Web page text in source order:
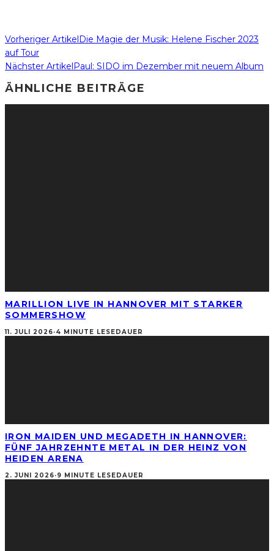
Vorheriger ArtikelDie Magie der Musik: Helene Fischer 2023
auf Tour
Nächster ArtikelPaul: SIDO im Dezember mit neuem Album
ÄHNLICHE BEITRÄGE
MARILLION LIVE IN HANNOVER MIT STARKER
SOMMERSHOW
11. JULI 2026·4 MINUTE LESEDAUER
IRON MAIDEN UND MEGADETH IN HANNOVER:
FÜNF JAHRZEHNTE METAL IN DER HEINZ VON
HEIDEN ARENA
2. JUNI 2026·9 MINUTE LESEDAUER